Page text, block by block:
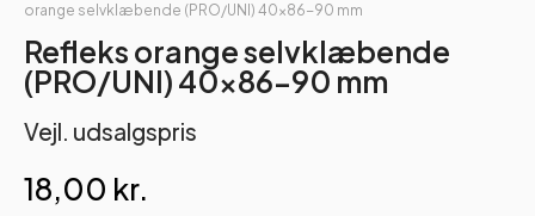
orange selvklæbende (PRO/UNI) 40×86-90 mm
Refleks orange selvklæbende
(PRO/UNI) 40×86-90 mm
Vejl. udsalgspris
18,00 kr.